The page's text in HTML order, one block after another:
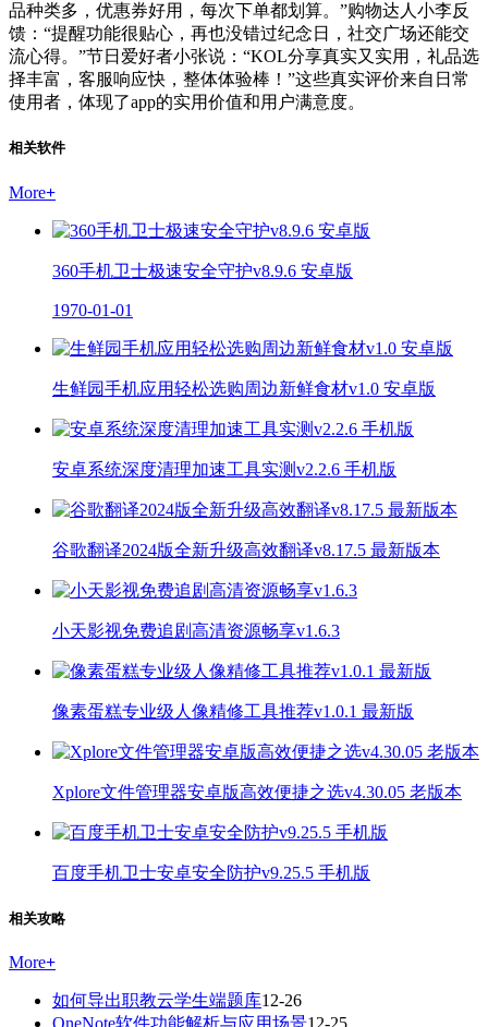
品种类多，优惠券好用，每次下单都划算。”购物达人小李反
馈：“提醒功能很贴心，再也没错过纪念日，社交广场还能交
流心得。”节日爱好者小张说：“KOL分享真实又实用，礼品选
择丰富，客服响应快，整体体验棒！”这些真实评价来自日常
使用者，体现了app的实用价值和用户满意度。
相关软件
More+
360手机卫士极速安全守护v8.9.6 安卓版
1970-01-01
生鲜园手机应用轻松选购周边新鲜食材v1.0 安卓版
安卓系统深度清理加速工具实测v2.2.6 手机版
谷歌翻译2024版全新升级高效翻译v8.17.5 最新版本
小天影视免费追剧高清资源畅享v1.6.3
像素蛋糕专业级人像精修工具推荐v1.0.1 最新版
Xplore文件管理器安卓版高效便捷之选v4.30.05 老版本
百度手机卫士安卓安全防护v9.25.5 手机版
相关攻略
More+
如何导出职教云学生端题库12-26
OneNote软件功能解析与应用场景12-25